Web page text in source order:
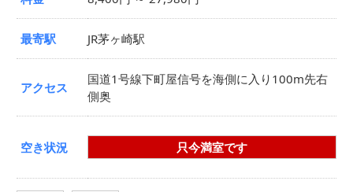
最寄駅 JR茅ヶ崎駅
アクセス
国道1号線下町屋信号を海側に入り100m先右
側奥
空き状況 只今満室です